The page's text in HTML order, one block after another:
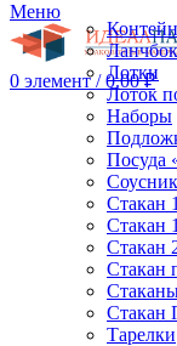
Меню
0 элемент / 0.00₽
Лотки
Лоток
Наборы
Посуда
Соусник
Стакан
Стакан
Стакан
Стакан
Стакан
Тарелки